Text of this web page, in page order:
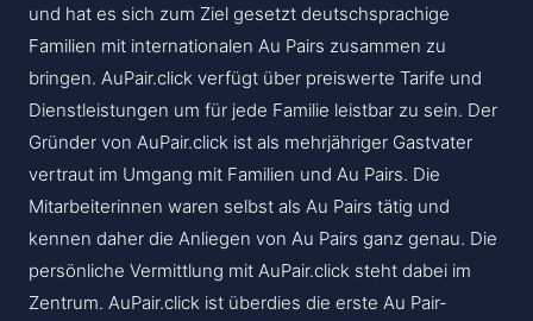
und hat es sich zum Ziel gesetzt deutschsprachige
Familien mit internationalen Au Pairs zusammen zu
bringen. AuPair.click verfügt über preiswerte Tarife und
Dienstleistungen um für jede Familie leistbar zu sein. Der
Gründer von AuPair.click ist als mehrjähriger Gastvater
vertraut im Umgang mit Familien und Au Pairs. Die
Mitarbeiterinnen waren selbst als Au Pairs tätig und
kennen daher die Anliegen von Au Pairs ganz genau. Die
persönliche Vermittlung mit AuPair.click steht dabei im
Zentrum. AuPair.click ist überdies die erste Au Pair-